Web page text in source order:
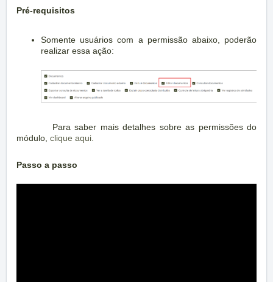
Pré-requisitos
Somente usuários com a permissão abaixo, poderão
realizar essa ação:
Para saber mais detalhes sobre as permissões do
módulo, clique aqui.
Passo a passo